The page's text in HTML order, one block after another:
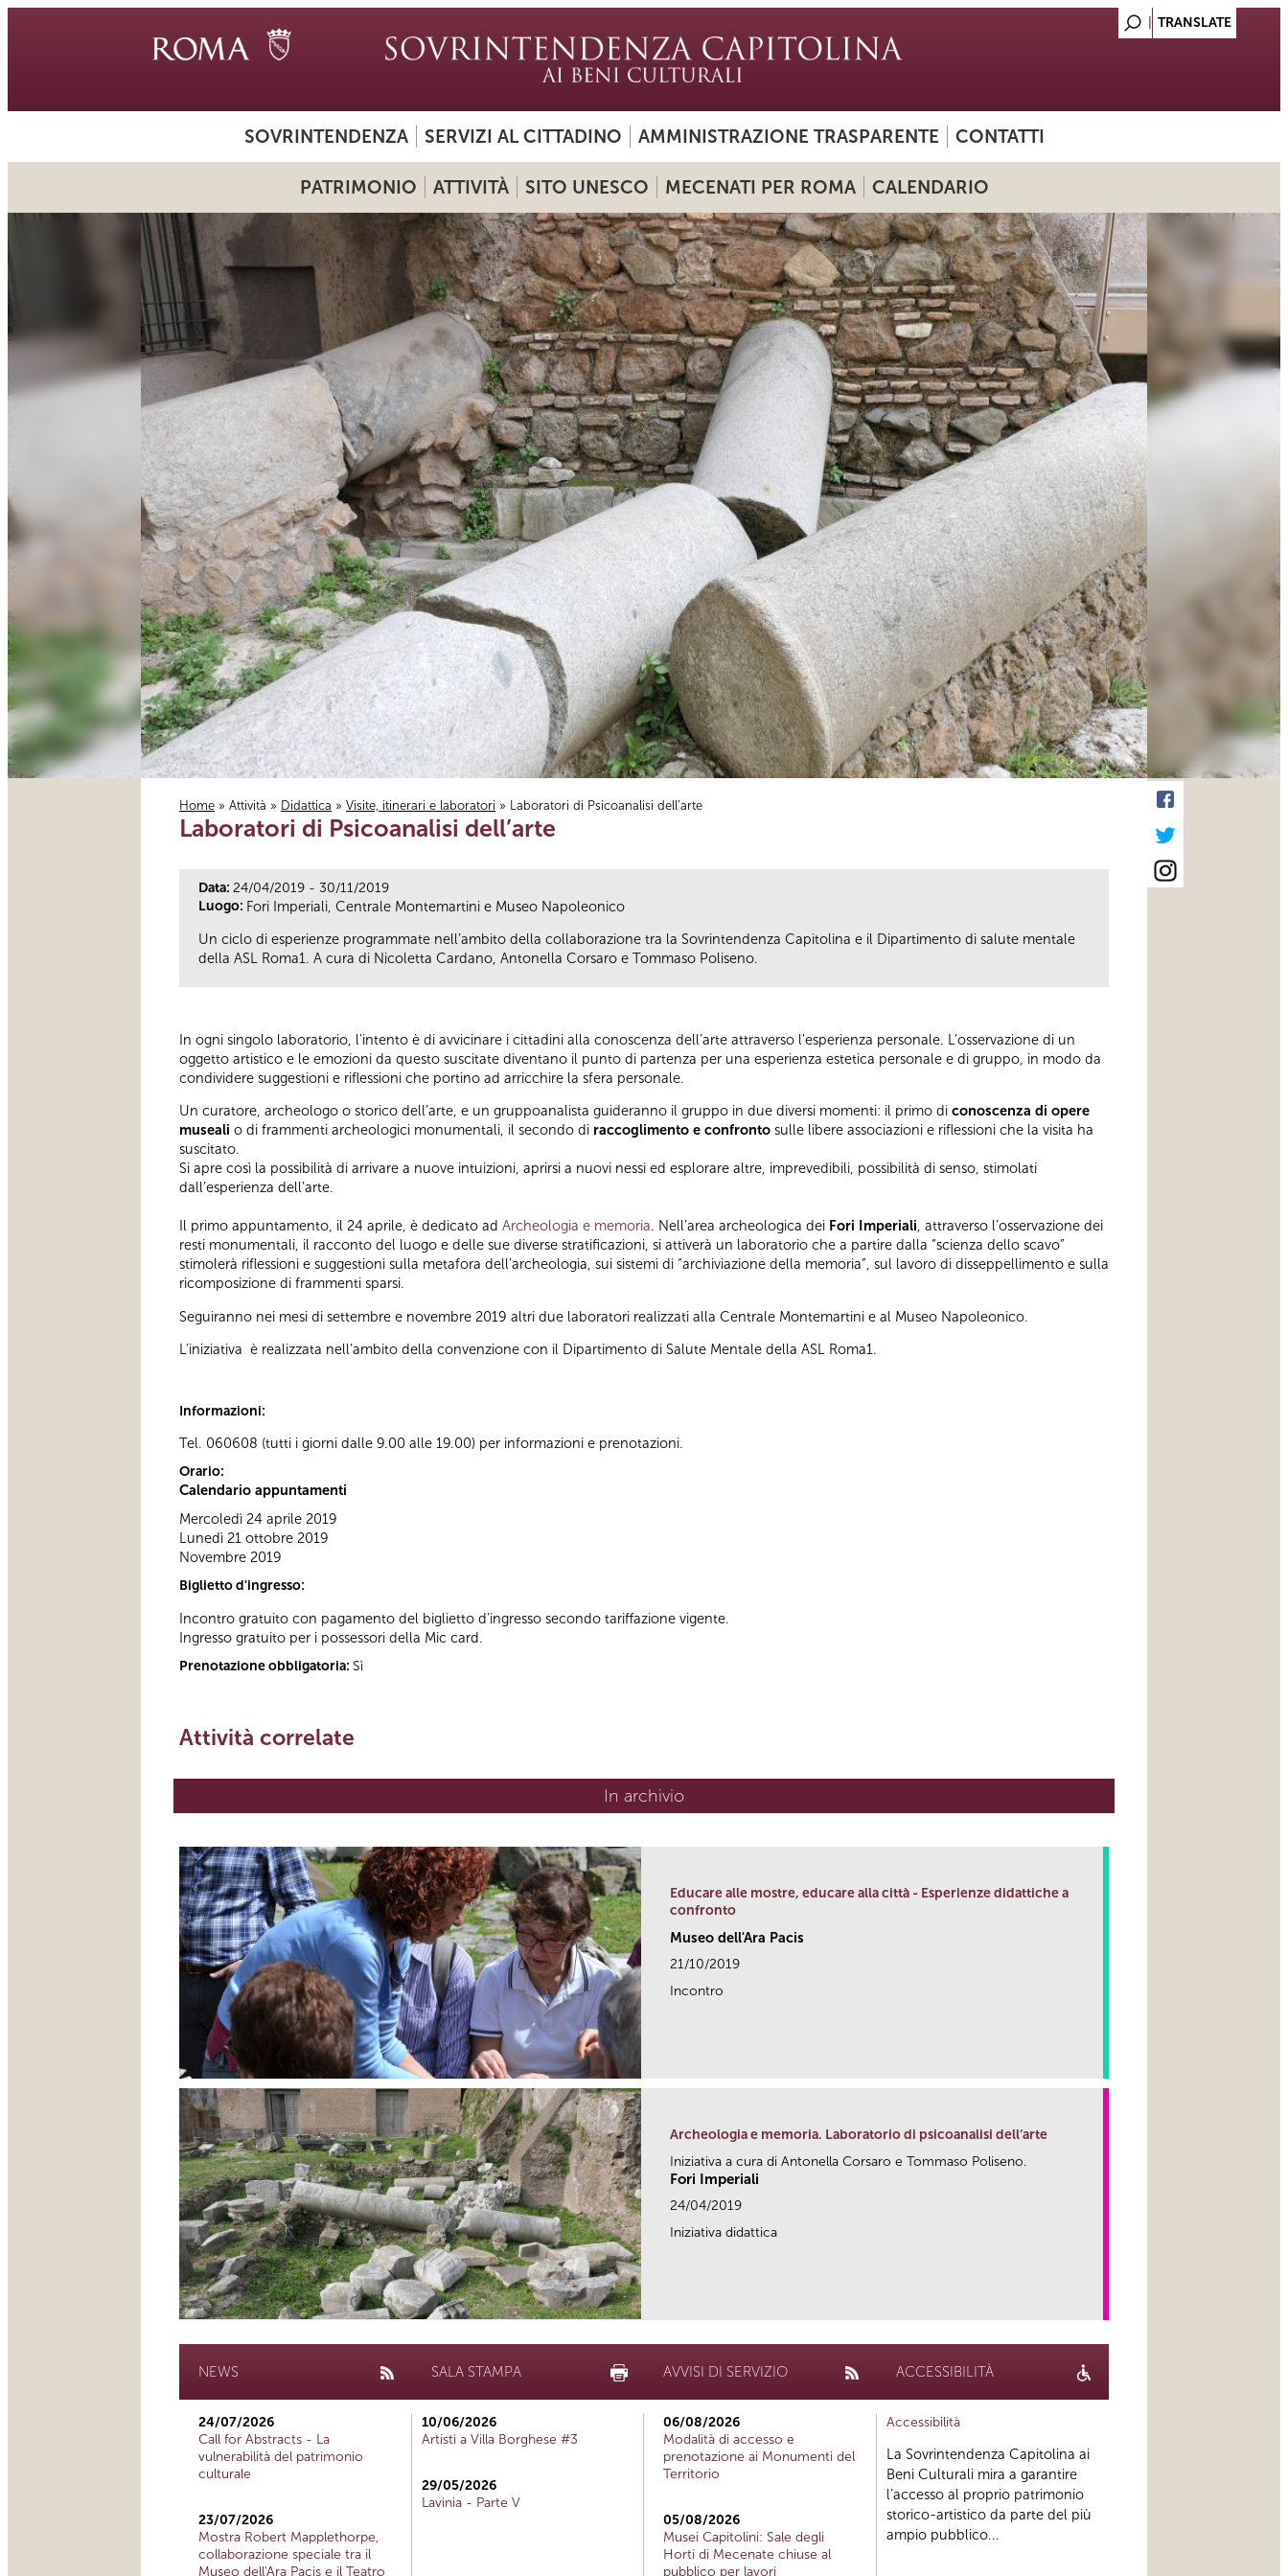
SOVRINTENDENZA SERVIZI AL CITTADINO AMMINISTRAZIONE TRASPARENTE CONTATTI
PATRIMONIO ATTIVITÀ SITO UNESCO MECENATI PER ROMA CALENDARIO
Tu sei qui
Home » Attività » Didattica » Visite, itinerari e laboratori » Laboratori di Psicoanalisi dell’arte
Laboratori di Psicoanalisi dell’arte
Data: 24/04/2019 - 30/11/2019
Luogo: Fori Imperiali, Centrale Montemartini e Museo Napoleonico
Un ciclo di esperienze programmate nell’ambito della collaborazione tra la Sovrintendenza Capitolina e il Dipartimento di salute mentale
della ASL Roma1. A cura di Nicoletta Cardano, Antonella Corsaro e Tommaso Poliseno.
In ogni singolo laboratorio, l'intento è di avvicinare i cittadini alla conoscenza dell’arte attraverso l'esperienza personale. L’osservazione di un
oggetto artistico e le emozioni da questo suscitate diventano il punto di partenza per una esperienza estetica personale e di gruppo, in modo da
condividere suggestioni e riflessioni che portino ad arricchire la sfera personale.
Un curatore, archeologo o storico dell’arte, e un gruppoanalista guideranno il gruppo in due diversi momenti: il primo di conoscenza di opere
museali o di frammenti archeologici monumentali, il secondo di raccoglimento e confronto sulle libere associazioni e riflessioni che la visita ha
suscitato.
Si apre così la possibilità di arrivare a nuove intuizioni, aprirsi a nuovi nessi ed esplorare altre, imprevedibili, possibilità di senso, stimolati
dall’esperienza dell’arte.
Il primo appuntamento, il 24 aprile, è dedicato ad Archeologia e memoria. Nell’area archeologica dei Fori Imperiali, attraverso l’osservazione dei
resti monumentali, il racconto del luogo e delle sue diverse stratificazioni, si attiverà un laboratorio che a partire dalla “scienza dello scavo”
stimolerà riflessioni e suggestioni sulla metafora dell’archeologia, sui sistemi di “archiviazione della memoria”, sul lavoro di disseppellimento e sulla
ricomposizione di frammenti sparsi.
Seguiranno nei mesi di settembre e novembre 2019 altri due laboratori realizzati alla Centrale Montemartini e al Museo Napoleonico.
L’iniziativa è realizzata nell’ambito della convenzione con il Dipartimento di Salute Mentale della ASL Roma1.
Informazioni:
Tel. 060608 (tutti i giorni dalle 9.00 alle 19.00) per informazioni e prenotazioni.
Orario:
Calendario appuntamenti
Mercoledì 24 aprile 2019
Lunedì 21 ottobre 2019
Novembre 2019
Biglietto d'ingresso:
Incontro gratuito con pagamento del biglietto d’ingresso secondo tariffazione vigente.
Ingresso gratuito per i possessori della Mic card.
Prenotazione obbligatoria: Sì
Attività correlate
In archivio
Educare alle mostre, educare alla città - Esperienze didattiche a
confronto
Museo dell'Ara Pacis
21/10/2019
Incontro
Archeologia e memoria. Laboratorio di psicoanalisi dell’arte
Iniziativa a cura di Antonella Corsaro e Tommaso Poliseno.
Fori Imperiali
24/04/2019
Iniziativa didattica
NEWS
24/07/2026
Call for Abstracts - La
vulnerabilità del patrimonio
culturale
23/07/2026
Mostra Robert Mapplethorpe,
collaborazione speciale tra il
Museo dell'Ara Pacis e il Teatro
SALA STAMPA
10/06/2026
Artisti a Villa Borghese #3
29/05/2026
Lavinia - Parte V
AVVISI DI SERVIZIO
06/08/2026
Modalità di accesso e
prenotazione ai Monumenti del
Territorio
05/08/2026
Musei Capitolini: Sale degli
Horti di Mecenate chiuse al
pubblico per lavori
ACCESSIBILITÀ
Accessibilità
La Sovrintendenza Capitolina ai
Beni Culturali mira a garantire
l’accesso al proprio patrimonio
storico-artistico da parte del più
ampio pubblico...